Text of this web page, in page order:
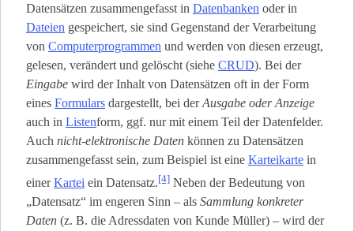
Datensätzen zusammengefasst in Datenbanken oder in
Dateien gespeichert, sie sind Gegenstand der Verarbeitung
von Computerprogrammen und werden von diesen erzeugt,
gelesen, verändert und gelöscht (siehe CRUD). Bei der
Eingabe wird der Inhalt von Datensätzen oft in der Form
eines Formulars dargestellt, bei derAusgabe oder Anzeige
auch in Listen­form, ggf. nur mit einem Teil der Datenfelder.
Auch nicht-elektronische Daten können zu Datensätzen
zusammengefasst sein, zum Beispiel ist eine Karteikarte in
einerKartei ein Datensatz.[4] Neben der Bedeutung von
„Datensatz“ im engeren Sinn – als Sammlung konkreter
Daten (z. B. die Adressdaten von Kunde Müller) – wird der